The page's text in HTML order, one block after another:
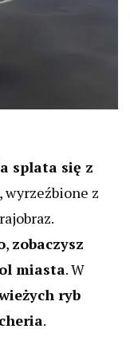
splata się z
, wyrzeźbione z
, zobaczysz
miasta. W
ryb
.